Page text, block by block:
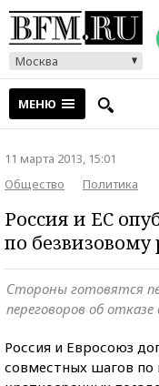
Москва
МЕНЮ
11 марта 2013, 15:01
Общество
Политика
Россия и ЕС
по
Стороны готовятся
переговоров об
Россия и Евросоюз
совместных шагов по